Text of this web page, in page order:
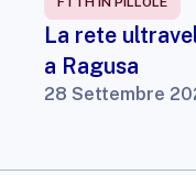
La rete
a Ragusa
28 Settembre